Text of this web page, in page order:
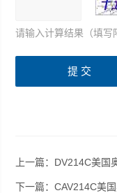
请输入计算结果（填写
上一篇： DV214C美国奥豪斯总
下一篇：CAV214C美国奥豪